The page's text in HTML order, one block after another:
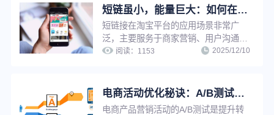
额投入，三步绑定，即刻拥有。
短链虽小，能量巨大：如何在淘宝玩转短链接营销？
短链接在淘宝平台的应用场景非常广
泛，主要服务于商家营销、用户沟通和
平台运营等多个层面，旨在提升转化
阅读： 1153 2025/12/10
电商活动优化秘诀：A/B测试这样做，转化率翻倍很简单（附好用工具）
电商产品营销活动的A/B测试是提升转